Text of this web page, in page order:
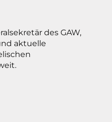
des GAW,
aktuelle